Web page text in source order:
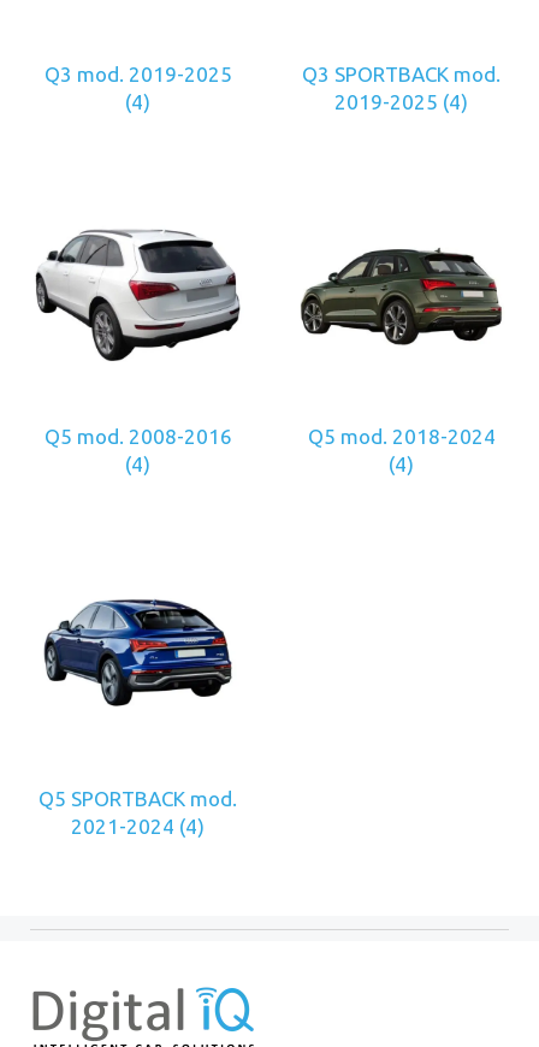
Q3 mod. 2019-2025
(4)
Q3 SPORTBACK mod.
2019-2025 (4)
Q5 mod. 2008-2016
(4)
Q5 mod. 2018-2024
(4)
Q5 SPORTBACK mod.
2021-2024 (4)